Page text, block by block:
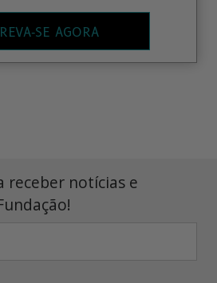
AGORA
receber notícias e